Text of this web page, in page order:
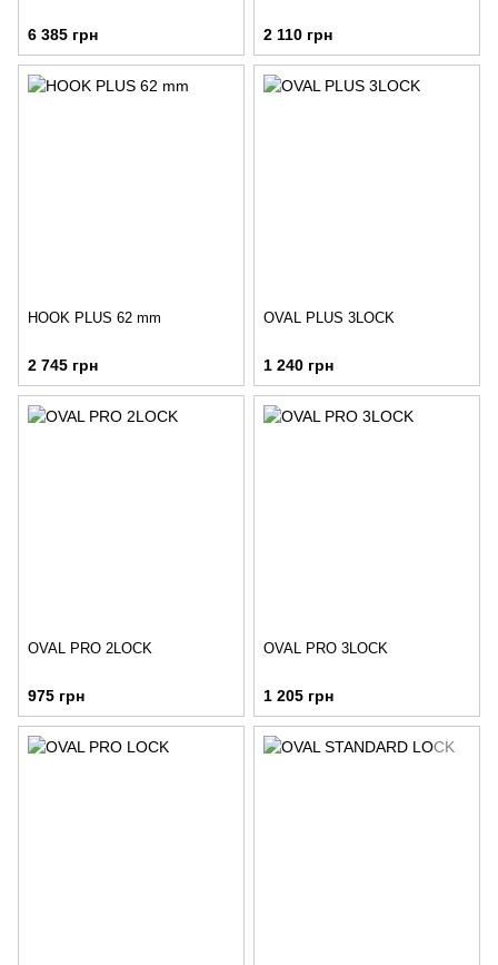
6 385 грн 2 110 грн
HOOK PLUS 62 mm
2 745 грн
OVAL PLUS 3LOCK
1 240 грн
OVAL PRO 2LOCK
975 грн
OVAL PRO 3LOCK
1 205 грн